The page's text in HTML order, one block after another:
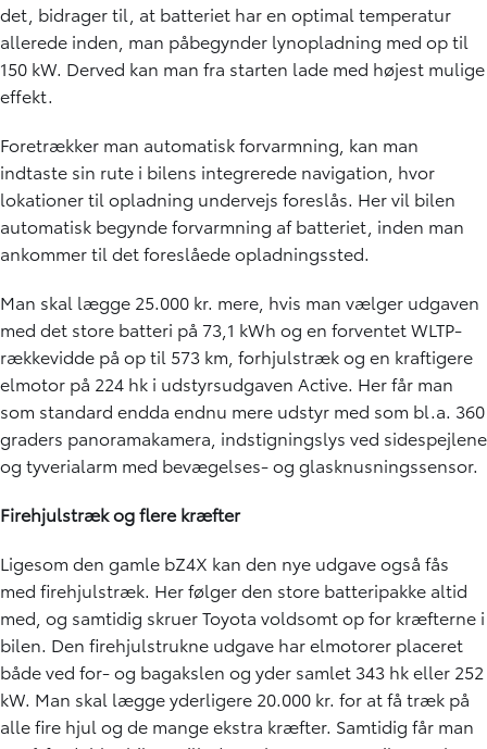
det, bidrager til, at batteriet har en optimal temperatur
allerede inden, man påbegynder lynopladning med op til
150 kW. Derved kan man fra starten lade med højest mulige
effekt.
Foretrækker man automatisk forvarmning, kan man
indtaste sin rute i bilens integrerede navigation, hvor
lokationer til opladning undervejs foreslås. Her vil bilen
automatisk begynde forvarmning af batteriet, inden man
ankommer til det foreslåede opladningssted.
Man skal lægge 25.000 kr. mere, hvis man vælger udgaven
med det store batteri på 73,1 kWh og en forventet WLTP-
rækkevidde på op til 573 km, forhjulstræk og en kraftigere
elmotor på 224 hk i udstyrsudgaven Active. Her får man
som standard endda endnu mere udstyr med som bl.a. 360
graders panoramakamera, indstigningslys ved sidespejlene
og tyverialarm med bevægelses- og glasknusningssensor.
Firehjulstræk og flere kræfter
Ligesom den gamle bZ4X kan den nye udgave også fås
med firehjulstræk. Her følger den store batteripakke altid
med, og samtidig skruer Toyota voldsomt op for kræfterne i
bilen. Den firehjulstrukne udgave har elmotorer placeret
både ved for- og bagakslen og yder samlet 343 hk eller 252
kW. Man skal lægge yderligere 20.000 kr. for at få træk på
alle fire hjul og de mange ekstra kræfter. Samtidig får man